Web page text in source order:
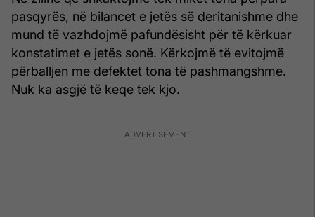
pasqyrës, në bilancet e jetës së deritanishme dhe
mund të vazhdojmë pafundësisht për të kërkuar
konstatimet e jetës sonë. Kërkojmë të evitojmë
përballjen me defektet tona të pashmangshme.
Nuk ka asgjë të keqe tek kjo.